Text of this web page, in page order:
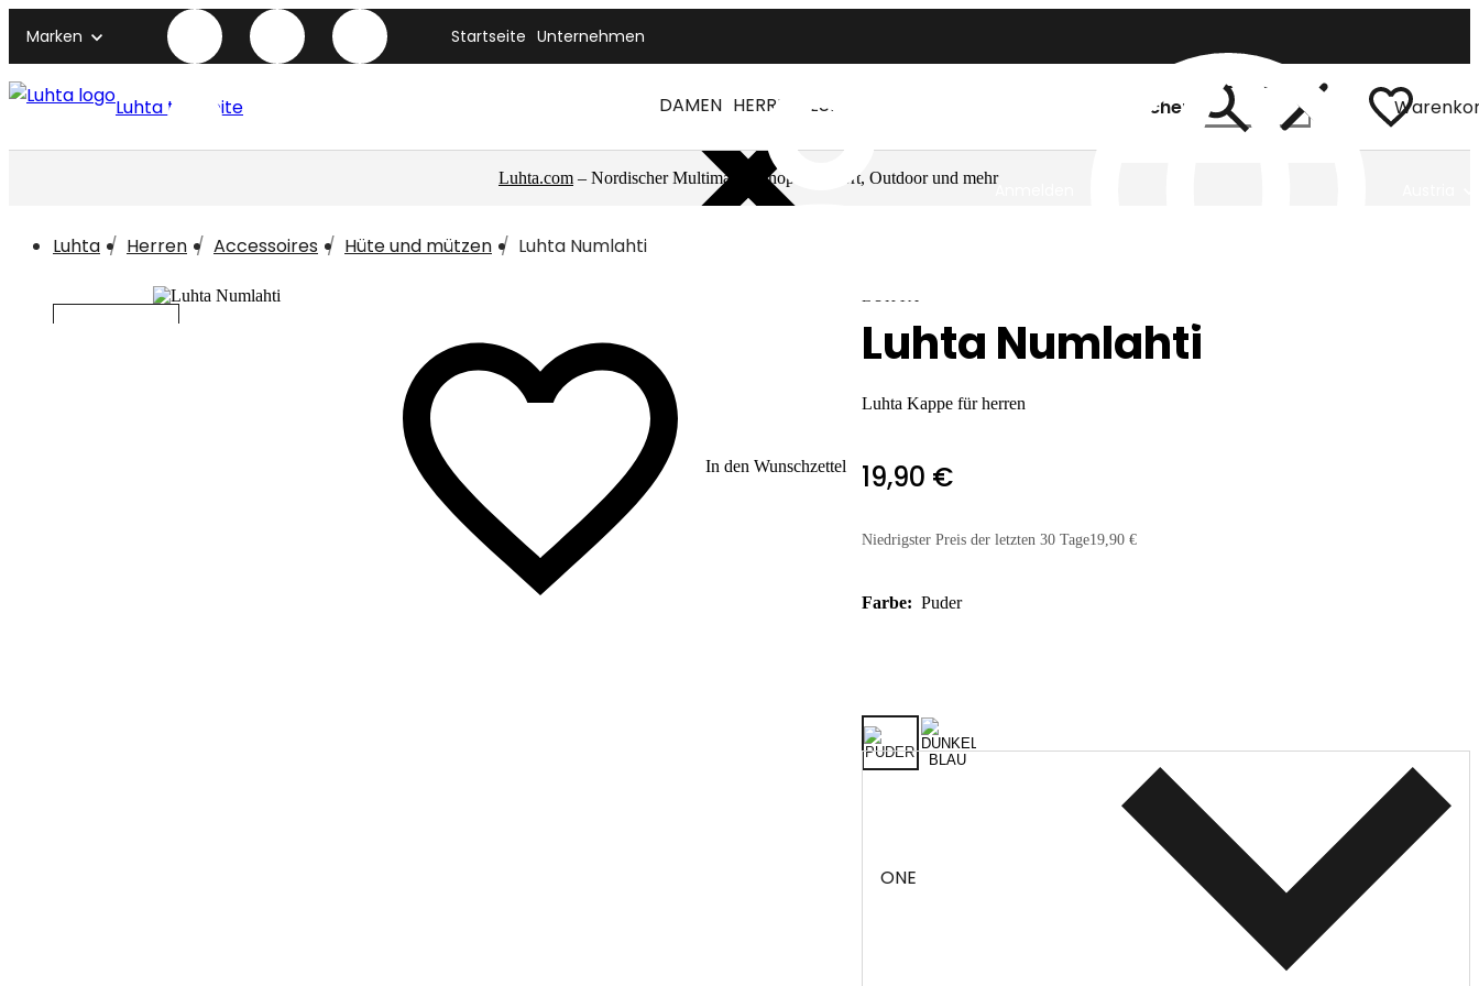
Marken Startseite Unternehmen
Anmelden
Luhta titelseite DAMEN HERREN LUHTA Suchen
Luhta.com – Nordischer Multimarkenshop für Sport, Outdoor und mehr
Luhta Herren Accessoires Hüte und mützen Luhta Numlahti
In den Wunschzettel
LUHTA
Luhta Numlahti
Luhta Kappe für herren
19,90 €
Niedrigster Preis der letzten 30 Tage19,90 €
Farbe: Puder
ONE